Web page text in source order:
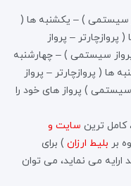
سیستمی ) – یکشنبه ها (
پروازچارتر – پرواز
سیستمی ) – چهارشنبه
ها ( پروازچارتر – پرواز
) پرواز های خود را
کامل ترین سایت و
بر بلیط ارزان ) برای
می نماید، می توان